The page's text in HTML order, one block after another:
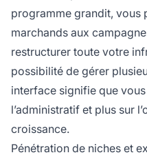
programme grandit, vous
marchands aux
restructurer toute votre
possibilité de gérer
interface signifie que
l’administratif et plus sur
croissance.
Pénétration de niches et